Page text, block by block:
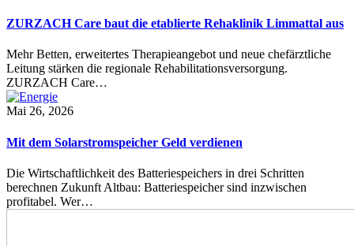
ZURZACH Care baut die etablierte Rehaklinik Limmattal aus
Mehr Betten, erweitertes Therapieangebot und neue chefärztliche
Leitung stärken die regionale Rehabilitationsversorgung.
ZURZACH Care…
Mai 26, 2026
Mit dem Solarstromspeicher Geld verdienen
Die Wirtschaftlichkeit des Batteriespeichers in drei Schritten
berechnen Zukunft Altbau: Batteriespeicher sind inzwischen
profitabel. Wer…